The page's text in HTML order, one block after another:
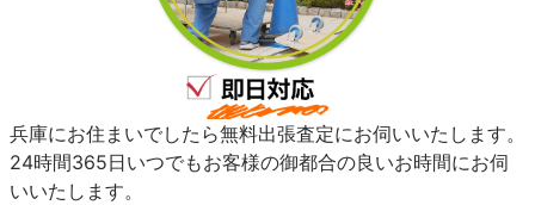
兵庫にお住まいでしたら無料出張査定にお伺いいたします。
24時間365日いつでもお客様の御都合の良いお時間にお伺
いいたします。